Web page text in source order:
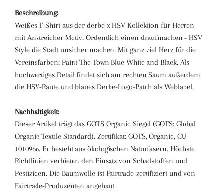
Beschreibung:
Weißes T-Shirt aus der derbe x HSV Kollektion für Herren
mit Anstreicher Motiv. Ordentlich einen draufmachen - HSV
Style die Stadt unsicher machen. Mit ganz viel Herz für die
Vereinsfarben: Paint The Town Blue White and Black. Als
hochwertiges Detail findet sich am rechten Saum außerdem
die HSV-Raute und blaues Derbe-Logo-Patch als Weblabel.
Nachhaltigkeit:
Dieser Artikel trägt das GOTS Organic Siegel (GOTS: Global
Organic Textile Standard). Zertifikat: GOTS, Organic, CU
1010966. Er besteht aus ökologischen Naturfasern. Höchste
Richtlinien verbieten den Einsatz von Schadstoffen und
Pestiziden. Die Baumwolle ist Fairtrade-zertifiziert und von
Fairtrade-Produzenten angebaut.